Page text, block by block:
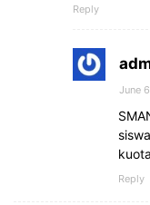
Reply
June
Reply